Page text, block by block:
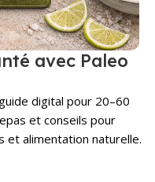
avec Paleo
digital pour 20–60
et conseils pour
et alimentation naturelle.